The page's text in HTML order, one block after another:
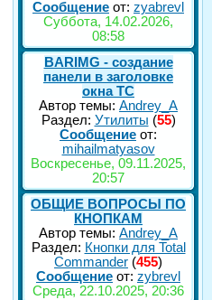
Сообщение от: zyabrevl
Суббота, 14.02.2026,
08:58
BARIMG - создание
панели в заголовке
окна TC
Автор темы: Andrey_A
Раздел: Утилиты (55)
Сообщение от:
mihailmatyasov
Воскресенье, 09.11.2025,
20:57
ОБЩИЕ ВОПРОСЫ ПО
КНОПКАМ
Автор темы: Andrey_A
Раздел: Кнопки для Total
Commander (455)
Сообщение от: zybrevl
Среда, 22.10.2025, 20:36